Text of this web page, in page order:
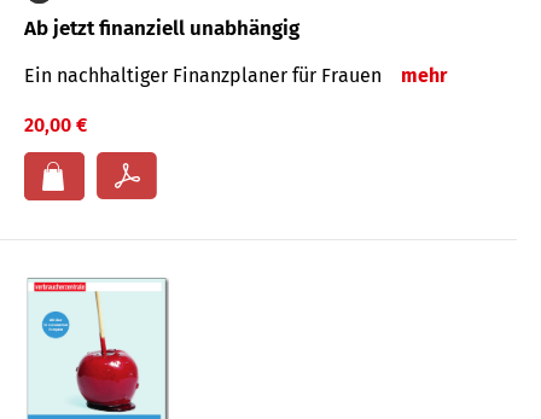
Ab jetzt finanziell unabhängig
Ein nachhaltiger Finanzplaner für Frauen mehr
20,00 €